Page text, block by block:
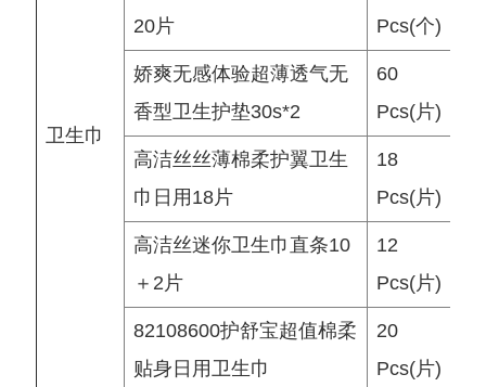
卫生巾
20片
Pcs(个)
娇爽无感体验超薄透气无
香型卫生护垫30s*2
60
Pcs(片)
高洁丝丝薄棉柔护翼卫生
巾日用18片
18
Pcs(片)
高洁丝迷你卫生巾直条10
＋2片
12
Pcs(片)
82108600护舒宝超值棉柔
贴身日用卫生巾
20
Pcs(片)